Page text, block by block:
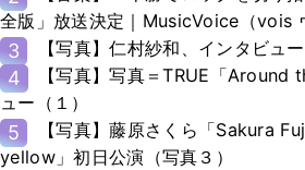
全版」放送決定｜MusicVoice（vois
3 【写真】仁村紗和、インタビュ
4
【写真】写真＝TRUE「Around
ュー（１）
5
【写真】藤原さくら「Sakura
yellow」初日公演（写真３）